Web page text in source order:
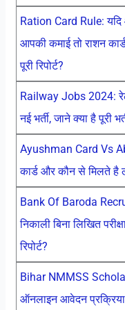
Ration Card Rule:
आपकी कमाई तो राशन
पूरी रिपोर्ट?
Railway Jobs 2024:
नई भर्ती, जाने क्या है पूरी
Ayushman Card Vs
कार्ड और कौन से मिलते है
Bank Of Baroda
निकाली बिना लिखित
रिपोर्ट?
Bihar NMMSS
ऑनलाइन आवेदन